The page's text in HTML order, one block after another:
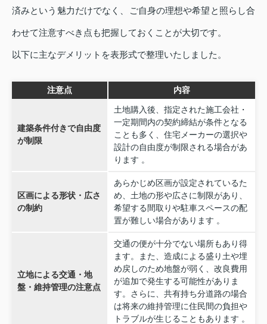
済みという魅力だけでなく、ご自身の理想や希望と照らし合
わせて注意すべき点も把握しておくことが大切です。
以下に主なデメリットを表形式で整理いたしました。
注意点 内容
建築条件付きで自由度
が制限
土地購入後、指定された施工会社・
一定期間内の契約締結が条件となる
ことも多く、住宅メーカーの選択や
設計の自由度が制限される場合があ
ります 。
区画による形状・広さ
の制約
あらかじめ区画が設定されているた
め、土地の形や広さに制限があり、
希望する間取りや駐車スペースの配
置が難しい場合があります 。
立地による交通・地
盤・維持管理の注意点
交通の便が十分でない場所もあり得
ます。また、造成による盛り土や埋
め戻しのため地盤が弱く、改良費用
が追加で発生する可能性がありま
す。さらに、共有持ち分道路の場合
は将来の維持管理に住民間の負担や
トラブルが生じることもあります 。